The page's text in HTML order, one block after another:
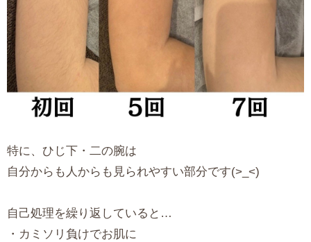
特に、ひじ下・二の腕は
自分からも人からも見られやすい部分です(>_<)
自己処理を繰り返していると…
・カミソリ負けでお肌に